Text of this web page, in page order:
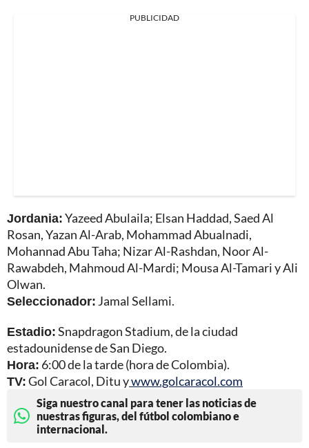
PUBLICIDAD
Jordania:Yazeed Abulaila; Elsan Haddad, Saed Al
Rosan, Yazan Al-Arab, Mohammad Abualnadi,
Mohannad Abu Taha; Nizar Al-Rashdan, Noor Al-
Rawabdeh, Mahmoud Al-Mardi; Mousa Al-Tamari y Ali
Olwan.
Seleccionador: Jamal Sellami.
Estadio:Snapdragon Stadium, de la ciudad
estadounidense de San Diego.
Hora: 6:00 de la tarde (hora de Colombia).
TV:Gol Caracol, Ditu ywww.golcaracol.com
Siga nuestro canal para tener las noticias de
nuestras figuras, del fútbol colombiano e
internacional.